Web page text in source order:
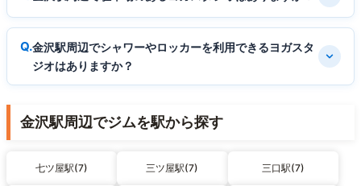
金沢駅周辺でシャワーやロッカーを利用できるヨガスタ
ジオはありますか？
金沢駅周辺でジムを駅から探す
七ツ屋駅(7) 三ツ屋駅(7) 三口駅(7)